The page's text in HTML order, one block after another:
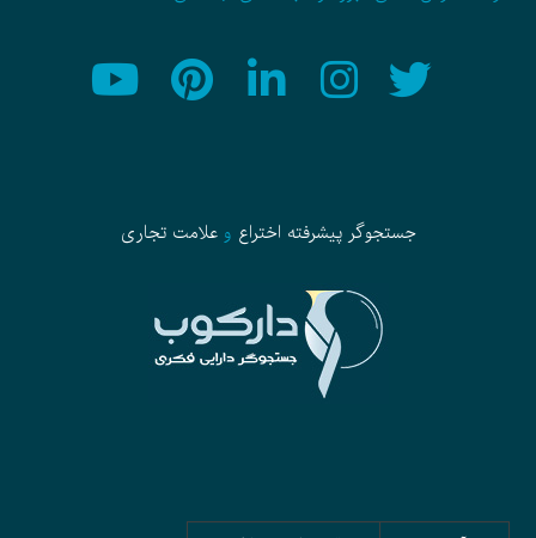
جستجوگر پیشرفته اختراع وعلامت تجاری